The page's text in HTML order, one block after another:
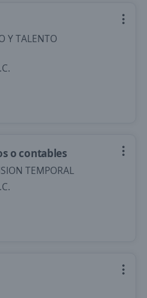
Y TALENTO
o contables
TEMPORAL